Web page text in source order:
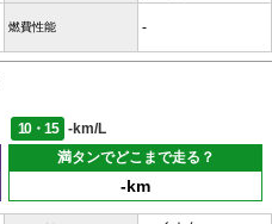
燃費性能 -
10・15
-km/L
満タンでどこまで走る？
-km